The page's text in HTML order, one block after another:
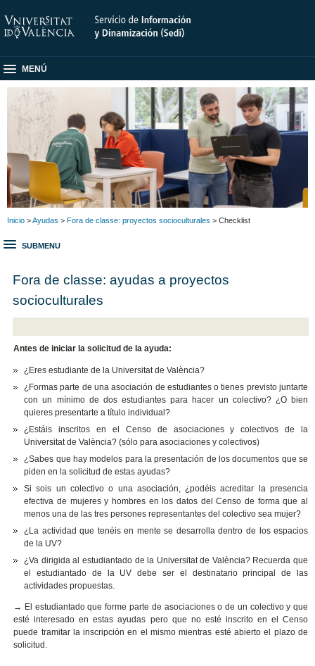
MENÚ
Inicio >Ayudas > Fora de classe: proyectos socioculturales > Checklist
SUBMENU
Fora de classe: ayudas a proyectos
socioculturales
Antes de iniciar la solicitud de la ayuda:
¿Eres estudiante de la Universitat de València?
¿Formas parte de una asociación de estudiantes o tienes previsto juntarte
con un mínimo de dos estudiantes para hacer un colectivo? ¿O bien
quieres presentarte a título individual?
¿Estáis inscritos en el Censo de asociaciones y colectivos de la
Universitat de València? (sólo para asociaciones y colectivos)
¿Sabes que hay modelos para la presentación de los documentos que se
piden en la solicitud de estas ayudas?
Si sois un colectivo o una asociación, ¿podéis acreditar la presencia
efectiva de mujeres y hombres en los datos del Censo de forma que al
menos una de las tres persones representantes del colectivo sea mujer?
¿La actividad que tenéis en mente se desarrolla dentro de los espacios
de la UV?
¿Va dirigida al estudiantado de la Universitat de València? Recuerda que
el estudiantado de la UV debe ser el destinatario principal de las
actividades propuestas.
→ El estudiantado que forme parte de asociaciones o de un colectivo y que
esté interesado en estas ayudas pero que no esté inscrito en el Censo
puede tramitar la inscripción en el mismo mientras esté abierto el plazo de
solicitud.